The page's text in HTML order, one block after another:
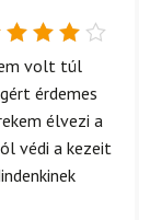
volt túl
érdemes
élvezi a
védi a kezeit